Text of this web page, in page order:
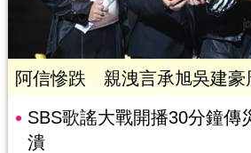
阿信慘跌 親洩言承旭吳建豪
SBS歌謠大戰開播30分鐘傳
潰